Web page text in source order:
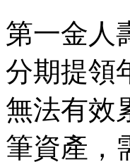
第一金人
分期提領
無法有效
筆資產，